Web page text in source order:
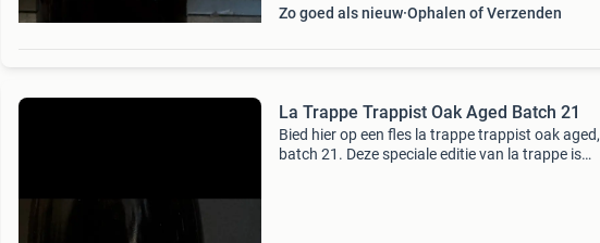
Zo goed als nieuw Ophalen of Verzenden
La Trappe Trappist Oak Aged Batch 21
Bied hier op een fles la trappe trappist oak aged,
batch 21. Deze speciale editie van la trappe is